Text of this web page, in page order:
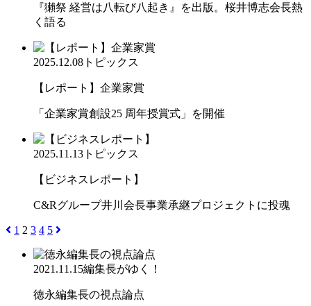
『獺祭 経営は八転び八起き』を出版。桜井博志会長熱
く語る
2025.12.08 トピックス
【レポート】企業家賞
「企業家賞創設25 周年授賞式」を開催
2025.11.13 トピックス
【ビジネスレポート】
C&Rグループ井川会長事業承継プロジェクトに投魂
1 2 3 4 5
2021.11.15編集長がゆく！
徳永編集長の視点論点